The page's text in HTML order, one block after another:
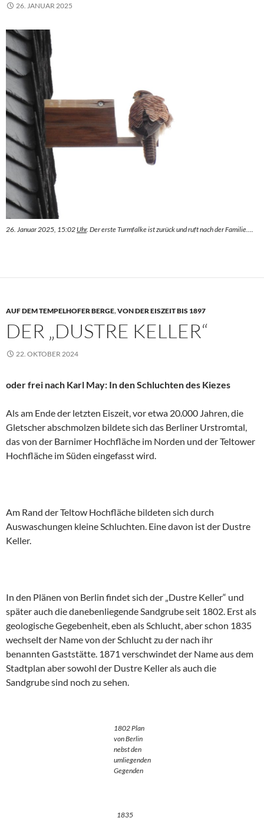
26. JANUAR 2025
26. Januar 2025, 15:02 Uhr. Der erste Turmfalke ist zurück und ruft nach der Familie….
AUF DEM TEMPELHOFER BERGE,VON DER EISZEIT BIS 1897
DER „DUSTRE KELLER“
22. OKTOBER 2024
oder frei nach Karl May: In den Schluchten des Kiezes
Als am Ende der letzten Eiszeit, vor etwa 20.000 Jahren, die
Gletscher abschmolzen bildete sich das Berliner Urstromtal,
das von der Barnimer Hochfläche im Norden und der Teltower
Hochfläche im Süden eingefasst wird.
Am Rand der Teltow Hochfläche bildeten sich durch
Auswaschungen kleine Schluchten. Eine davon ist der Dustre
Keller.
In den Plänen von Berlin findet sich der „Dustre Keller“ und
später auch die danebenliegende Sandgrube seit 1802. Erst als
geologische Gegebenheit, eben als Schlucht, aber schon 1835
wechselt der Name von der Schlucht zu der nach ihr
benannten Gaststätte. 1871 verschwindet der Name aus dem
Stadtplan aber sowohl der Dustre Keller als auch die
Sandgrube sind noch zu sehen.
1802 Plan
von Berlin
nebst den
umliegenden
Gegenden
1835